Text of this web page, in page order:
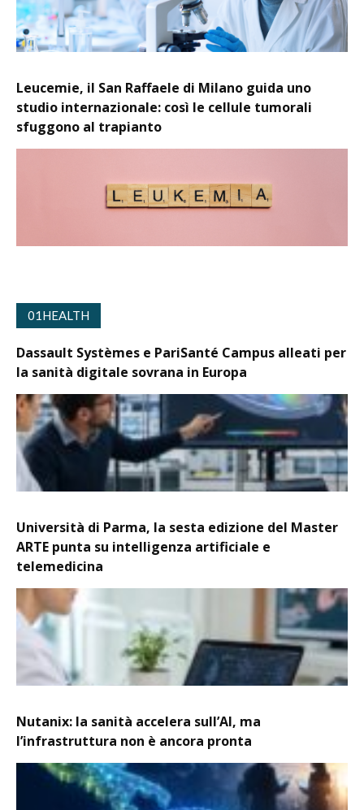
Leucemie, il San Raffaele di Milano guida uno
studio internazionale: così le cellule tumorali
sfuggono al trapianto
01HEALTH
Dassault Systèmes e PariSanté Campus alleati per
la sanità digitale sovrana in Europa
Università di Parma, la sesta edizione del Master
ARTE punta su intelligenza artificiale e
telemedicina
Nutanix: la sanità accelera sull’AI, ma
l’infrastruttura non è ancora pronta